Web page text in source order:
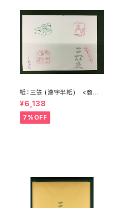
紙：三笠 (漢字半紙) <商品
番号1202>
¥6,138
7%OFF